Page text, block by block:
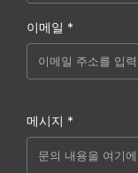
이메일 *
메시지 *